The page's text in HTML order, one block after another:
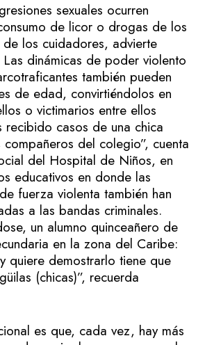
sexuales ocurren
de licor o drogas de los
los cuidadores, advierte
dinámicas de poder violento
también pueden
de edad, convirtiéndolos en
o victimarios entre ellos
recibido casos de una chica
del colegio”, cuenta
del Hospital de Niños, en
educativos en donde las
fuerza violenta también han
a las bandas criminales.
un alumno quinceañero de
en la zona del Caribe:
quiere demostrarlo tiene que
(chicas)”, recuerda
es que, cada vez, hay más